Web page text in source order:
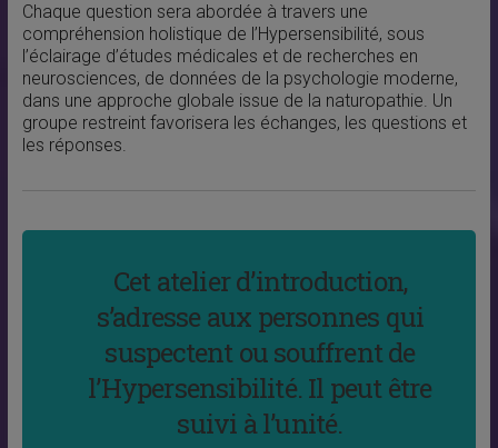
Chaque question sera abordée à travers une
compréhension holistique de l’Hypersensibilité, sous
l’éclairage d’études médicales et de recherches en
neurosciences, de données de la psychologie moderne,
dans une approche globale issue de la naturopathie. Un
groupe restreint favorisera les échanges, les questions et
les réponses.
Cet atelier d’introduction,
s’adresse aux personnes qui
suspectent ou souffrent de
l’Hypersensibilité. Il peut être
suivi à l’unité.